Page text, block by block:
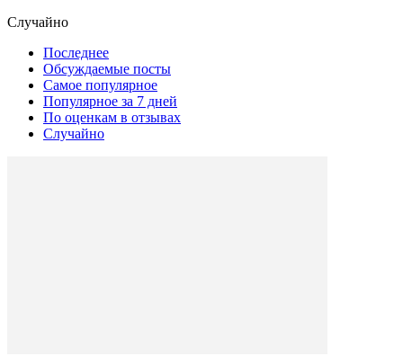
Случайно
Последнее
Обсуждаемые посты
Самое популярное
Популярное за 7 дней
По оценкам в отзывах
Случайно